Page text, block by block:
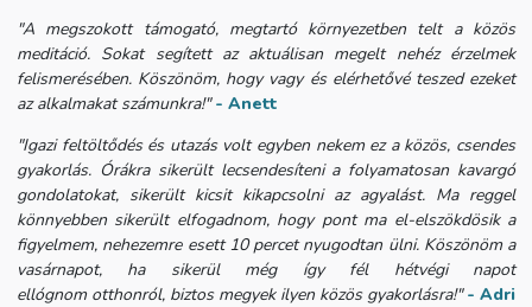
"A megszokott támogató, megtartó környezetben telt a közös
meditáció. Sokat segített az aktuálisan megelt nehéz érzelmek
felismerésében. Köszönöm, hogy vagy és elérhetővé teszed ezeket
az alkalmakat számunkra!"- Anett
"Igazi feltöltődés és utazás volt egyben nekem ez a közös, csendes
gyakorlás. Órákra sikerült lecsendesíteni a folyamatosan kavargó
gondolatokat, sikerült kicsit kikapcsolni az agyalást. Ma reggel
könnyebben sikerült elfogadnom, hogy pont ma el-elszökdösik a
figyelmem, nehezemre esett 10 percet nyugodtan ülni. Köszönöm a
vasárnapot, ha sikerül még így fél hétvégi napot
ellógnom otthonról, biztos megyek ilyen közös gyakorlásra!" - Adri